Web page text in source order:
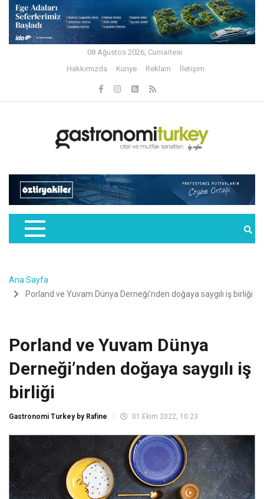
08 Ağustos 2026, Cumartesi
Hakkımızda
Künye Reklam İletişim
Ana Sayfa
Porland ve Yuvam Dünya Derneği’nden doğaya saygılı iş birliği
Porland ve Yuvam Dünya
Derneği’nden doğaya saygılı iş
birliği
Gastronomi Turkey by Rafine 01 Ekim 2022, 10:23